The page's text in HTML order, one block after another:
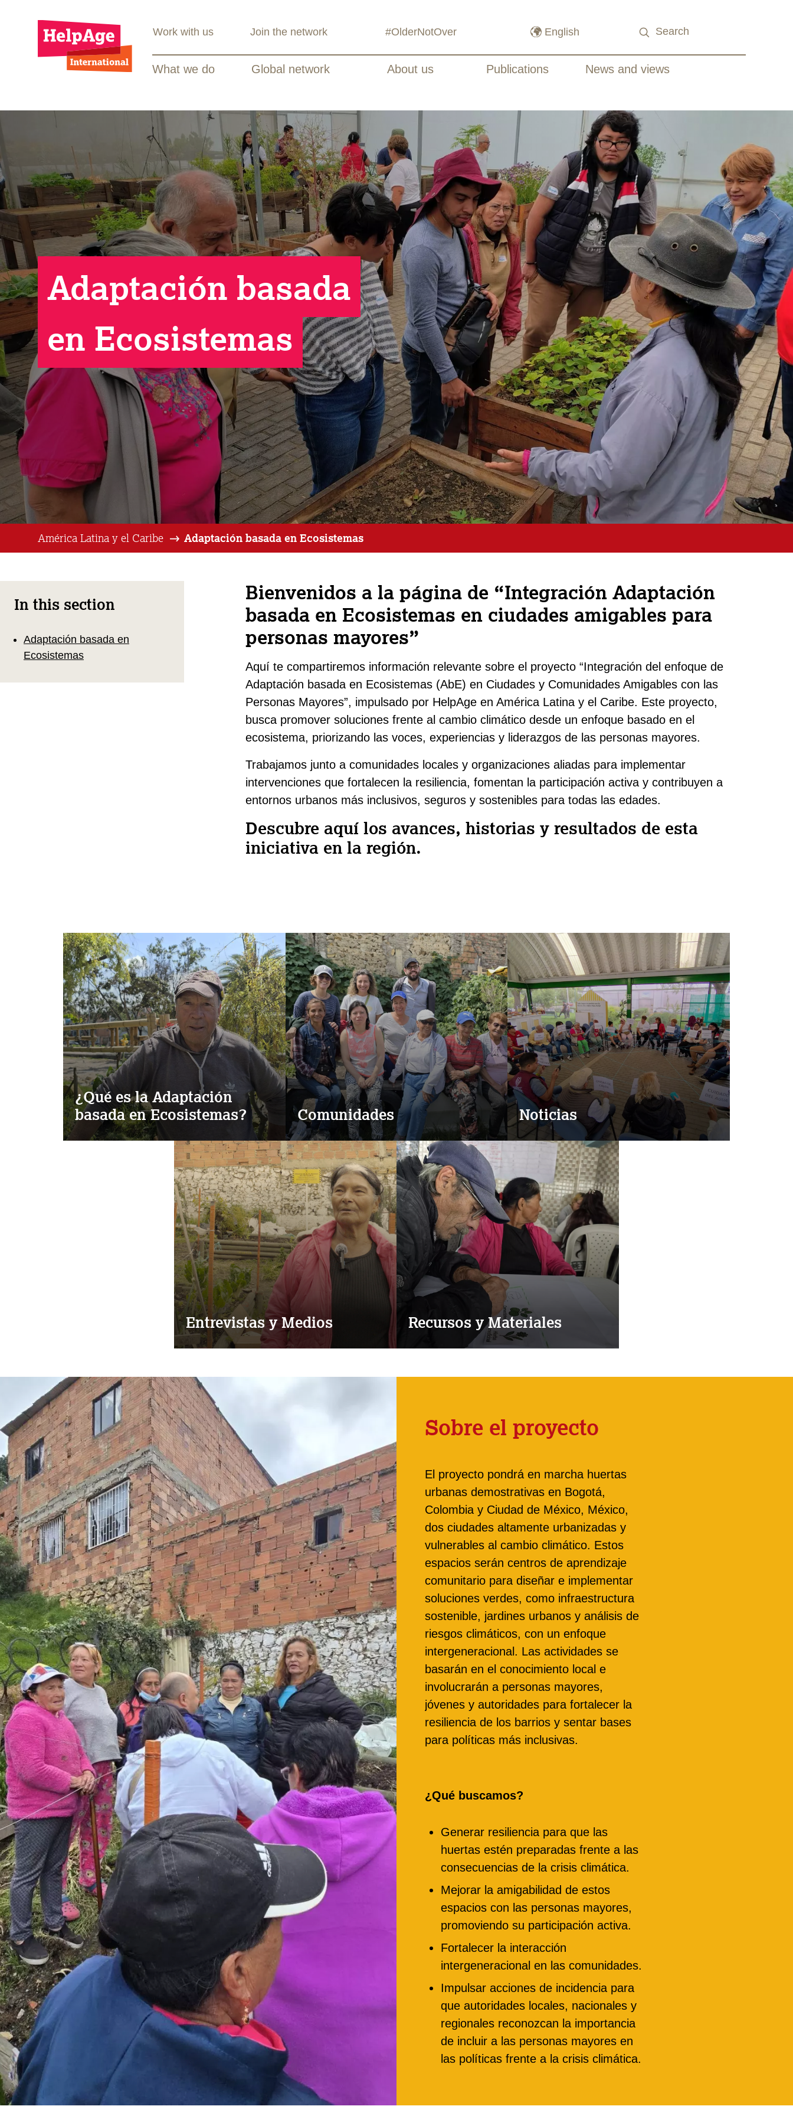
What we do Global network About us Publications News and views
Work with us Join the network #OlderNotOver
Adaptación basada
en Ecosistemas
América Latina y el Caribe Adaptación basada en Ecosistemas
In this section
Adaptación basada en
Ecosistemas
Bienvenidos a la página de “Integración Adaptación
basada en Ecosistemas en ciudades amigables para
personas mayores”
Aquí te compartiremos información relevante sobre el proyecto “Integración del enfoque de
Adaptación basada en Ecosistemas (AbE) en Ciudades y Comunidades Amigables con las
Personas Mayores”, impulsado por HelpAge en América Latina y el Caribe. Este proyecto,
busca promover soluciones frente al cambio climático desde un enfoque basado en el
ecosistema, priorizando las voces, experiencias y liderazgos de las personas mayores.
Trabajamos junto a comunidades locales y organizaciones aliadas para implementar
intervenciones que fortalecen la resiliencia, fomentan la participación activa y contribuyen a
entornos urbanos más inclusivos, seguros y sostenibles para todas las edades.
Descubre aquí los avances, historias y resultados de esta
iniciativa en la región.
¿Qué es la Adaptación
basada en Ecosistemas?
Comunidades Noticias
Entrevistas y Medios Recursos y Materiales
Sobre el proyecto
El proyecto pondrá en marcha huertas
urbanas demostrativas en Bogotá,
Colombia y Ciudad de México, México,
dos ciudades altamente urbanizadas y
vulnerables al cambio climático. Estos
espacios serán centros de aprendizaje
comunitario para diseñar e implementar
soluciones verdes, como infraestructura
sostenible, jardines urbanos y análisis de
riesgos climáticos, con un enfoque
intergeneracional. Las actividades se
basarán en el conocimiento local e
involucrarán a personas mayores,
jóvenes y autoridades para fortalecer la
resiliencia de los barrios y sentar bases
para políticas más inclusivas.
¿Qué buscamos?
Generar resiliencia para que las
huertas estén preparadas frente a las
consecuencias de la crisis climática.
Mejorar la amigabilidad de estos
espacios con las personas mayores,
promoviendo su participación activa.
Fortalecer la interacción
intergeneracional en las comunidades.
Impulsar acciones de incidencia para
que autoridades locales, nacionales y
regionales reconozcan la importancia
de incluir a las personas mayores en
las políticas frente a la crisis climática.